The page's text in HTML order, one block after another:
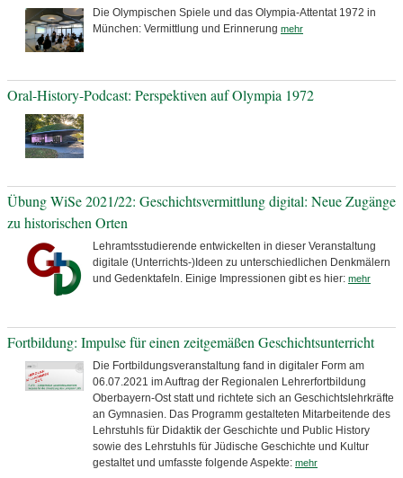
Die Olympischen Spiele und das Olympia-Attentat 1972 in
München: Vermittlung und Erinnerung mehr
Oral-History-Podcast: Perspektiven auf Olympia 1972
Übung WiSe 2021/22: Geschichtsvermittlung digital: Neue Zugänge
zu historischen Orten
Lehramtsstudierende entwickelten in dieser Veranstaltung
digitale (Unterrichts-)Ideen zu unterschiedlichen Denkmälern
und Gedenktafeln. Einige Impressionen gibt es hier: mehr
Fortbildung: Impulse für einen zeitgemäßen Geschichtsunterricht
Die Fortbildungsveranstaltung fand in digitaler Form am
06.07.2021 im Auftrag der Regionalen Lehrerfortbildung
Oberbayern-Ost statt und richtete sich an Geschichtslehrkräfte
an Gymnasien. Das Programm gestalteten Mitarbeitende des
Lehrstuhls für Didaktik der Geschichte und Public History
sowie des Lehrstuhls für Jüdische Geschichte und Kultur
gestaltet und umfasste folgende Aspekte: mehr